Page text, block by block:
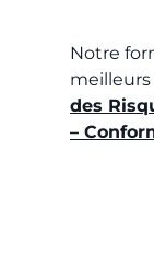
Notre
meilleurs
des
–